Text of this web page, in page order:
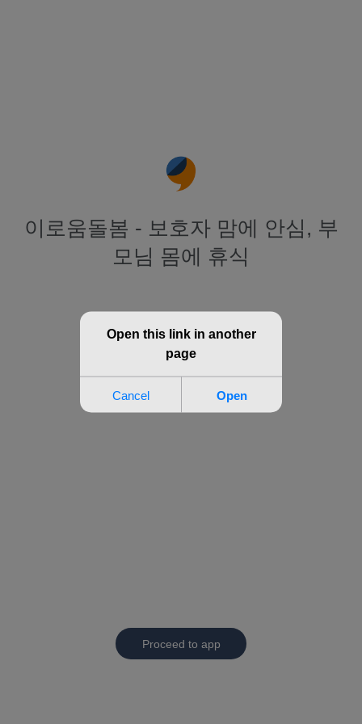
이로움돌봄 - 보호자 맘에 안심, 부
모님 몸에 휴식
Proceed to app